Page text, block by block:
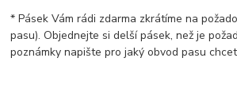
* Pásek Vám rádi zdarma zkrátíme na
pasu). Objednejte si delší pásek, než je
poznámky napište pro jaký obvod pasu